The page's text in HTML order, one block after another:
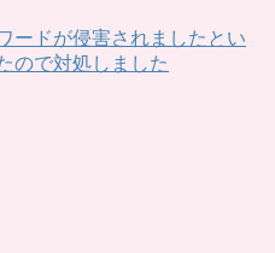
ードが侵害されましたとい
ので対処しました